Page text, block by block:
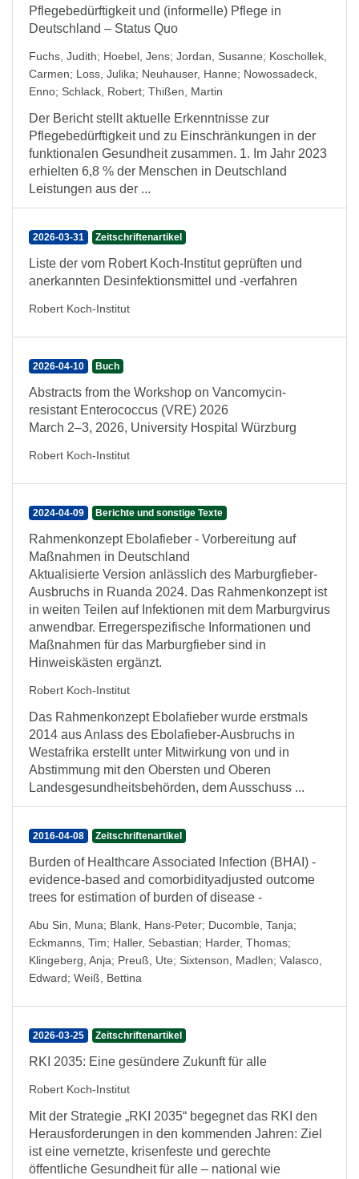
Pflegebedürftigkeit und (informelle) Pflege in
Deutschland – Status Quo
Fuchs, Judith; Hoebel, Jens; Jordan, Susanne; Koschollek,
Carmen; Loss, Julika; Neuhauser, Hanne; Nowossadeck,
Enno; Schlack, Robert; Thißen, Martin
Der Bericht stellt aktuelle Erkenntnisse zur
Pflegebedürftigkeit und zu Einschränkungen in der
funktionalen Gesundheit zusammen. 1. Im Jahr 2023
erhielten 6,8 % der Menschen in Deutschland
Leistungen aus der ...
2026-03-31 Zeitschriftenartikel
Liste der vom Robert Koch-Institut geprüften und
anerkannten Desinfektionsmittel und -verfahren
Robert Koch-Institut
2026-04-10 Buch
Abstracts from the Workshop on Vancomycin-
resistant Enterococcus (VRE) 2026
March 2–3, 2026, University Hospital Würzburg
Robert Koch-Institut
2024-04-09 Berichte und sonstige Texte
Rahmenkonzept Ebolafieber - Vorbereitung auf
Maßnahmen in Deutschland
Aktualisierte Version anlässlich des Marburgfieber-
Ausbruchs in Ruanda 2024. Das Rahmenkonzept ist
in weiten Teilen auf Infektionen mit dem Marburgvirus
anwendbar. Erregerspezifische Informationen und
Maßnahmen für das Marburgfieber sind in
Hinweiskästen ergänzt.
Robert Koch-Institut
Das Rahmenkonzept Ebolafieber wurde erstmals
2014 aus Anlass des Ebolafieber-Ausbruchs in
Westafrika erstellt unter Mitwirkung von und in
Abstimmung mit den Obersten und Oberen
Landesgesundheitsbehörden, dem Ausschuss ...
2016-04-08 Zeitschriftenartikel
Burden of Healthcare Associated Infection (BHAI) -
evidence-based and comorbidityadjusted outcome
trees for estimation of burden of disease -
Abu Sin, Muna; Blank, Hans-Peter; Ducomble, Tanja;
Eckmanns, Tim; Haller, Sebastian; Harder, Thomas;
Klingeberg, Anja; Preuß, Ute; Sixtenson, Madlen; Valasco,
Edward; Weiß, Bettina
2026-03-25 Zeitschriftenartikel
RKI 2035: Eine gesündere Zukunft für alle
Robert Koch-Institut
Mit der Strategie „RKI 2035“ begegnet das RKI den
Heraus­forderungen in den kommenden Jahren: Ziel
ist eine vernetzte, krisenfeste und gerechte
öffentliche Gesund­heit für alle – national wie